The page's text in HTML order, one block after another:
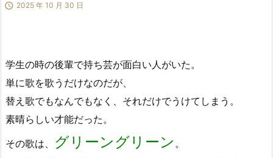
 2025 年 10 月 30 日
学生の時の後輩で持ち芸が面白い人がいた。
単に歌を歌うだけなのだが、
替え歌でもなんでもなく、それだけでうけてしまう。
素晴らしい才能だった。
その歌は、 グリーングリーン 。